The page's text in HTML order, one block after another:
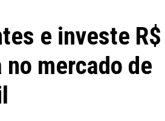
e investe R$
mercado de